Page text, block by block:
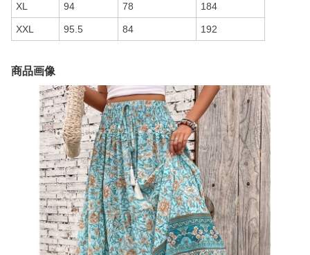
XL 94 78 184
XXL 95.5 84 192
商品画像